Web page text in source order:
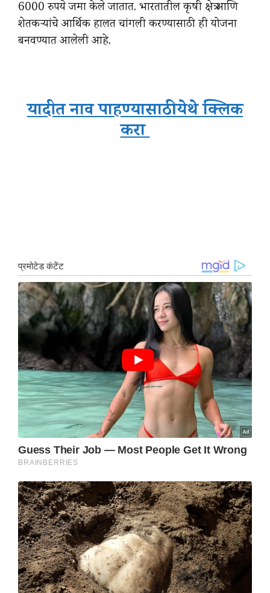
6000 रुपये जमा केले जातात. भारतातील कृषी क्षेत्र आणि
शेतकऱ्यांचे आर्थिक हालत चांगली करण्यासाठी ही योजना
बनवण्यात आलेली आहे.
यादीत नाव पाहण्यासाठी येथे क्लिक
करा